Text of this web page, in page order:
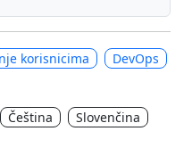
korisnicima
DevOps
Čeština
Slovenčina